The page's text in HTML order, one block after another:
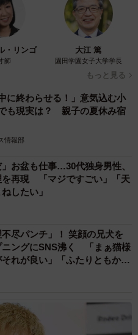
・リンゴ
師
大江 篤
園田学園女子大学学長
もっと見る
に終わらせる！」意気込む小
も現実は？ 親子の夏休み宿
情報部
」お盆も仕事…30代独身男性、
を再現 「マジですごい」「天
したい」
尽パンチ」！ 笑顔の兄犬を
ニングにSNS沸く 「まぁ猫様
れが良い」「ふたりともかわ